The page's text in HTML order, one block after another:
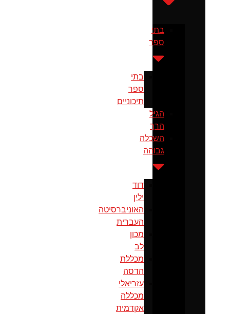
בתי
ספר
בתי
ספר
תיכוניים
הגיל
הרך
השכלה
גבוהה
דוד
ילין
האוניברסיטה
העברית
מכון
לב
מכללת
הדסה
עזריאלי
מכללה
אקדמית